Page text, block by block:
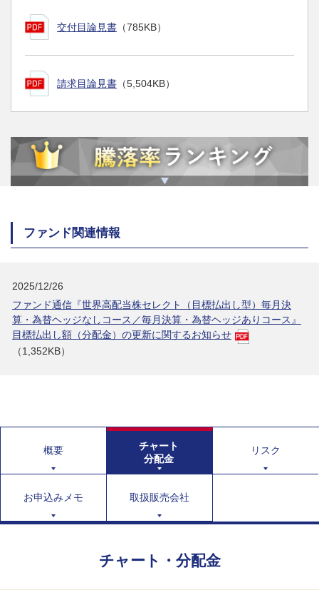
交付目論見書 （785KB）
請求目論見書 （5,504KB）
ファンド関連情報
2025/12/26
ファンド通信『世界高配当株セレクト（目標払出し型）毎月決
算・為替ヘッジなしコース／毎月決算・為替ヘッジありコース』
目標払出し額（分配金）の更新に関するお知らせ
（1,352KB）
概要
チャート
分配金
リスク
お申込みメモ 取扱販売会社
チャート・分配金